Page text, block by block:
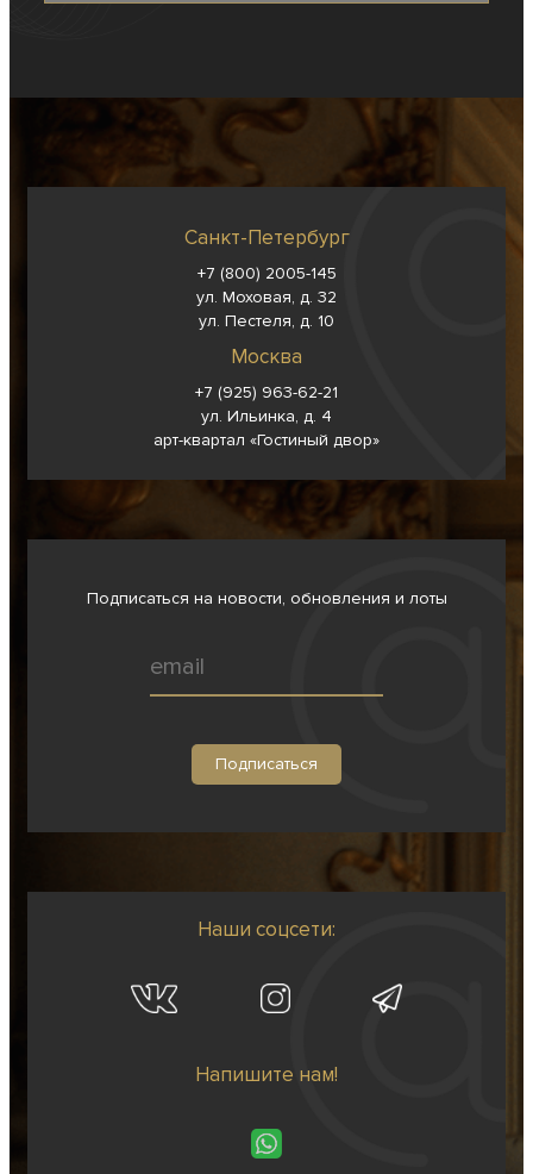
Санкт-Петербург
+7 (800) 2005-145
ул. Моховая, д. 32
ул. Пестеля, д. 10
Москва
+7 (925) 963-62-21
ул. Ильинка, д. 4
арт-квартал «Гостиный двор»
Подписаться на новости, обновления и лоты
Наши соцсети:
Напишите нам!